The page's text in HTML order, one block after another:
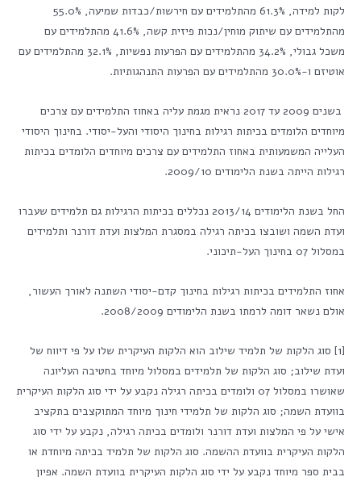
לקות למידה, 61.3% מהתלמידים עם חירשות/כבדות שמיעה, 55.0%
מהתלמידים עם שיתוק מוחין/נכות פיזית קשה, 41.6% מהתלמידים עם
משכל גבולי, 34.2% מהתלמידים עם הפרעות נפשיות, 32.1% מהתלמידים עם
אוטיזם ו-30.0% מהתלמידים עם הפרעות התנהגותיות.
בשנים 2009 עד 2017 נראית מגמת עליה באחוז התלמידים עם צרכים
מיוחדים הלומדים בכיתות רגילות בחינוך היסודי והעל-יסודי. בחינוך היסודי
העלייה המשמעותית באחוז התלמידים עם צרכים מיוחדים הלומדים בכיתות
רגילות הייתה בשנת הלימודים 2009/10.
החל בשנת הלימודים 2013/14 נכללים בכיתות הרגילות גם תלמידים שעברו
ועדת השמה ושובצו בכיתה רגילה במסגרת המלצות ועדת דורנר ותלמידים
במסלול 07 בחינוך העל-תיכוני.
אחוז התלמידים בכיתות רגילות בחינוך קדם-יסודי השתנה לאורך העשור,
אולם נשאר דומה לרמתו בשנת הלימודים 2008/2009.
[1] סוג הלקות של תלמיד שילוב הוא הלקות העיקרית שלו על פי דיווח של
ועדת שילוב; סוג הלקות של תלמידים במסלול מיוחד בחטיבה העליונה
שאושרו במסלול 07 ולומדים בכיתה רגילה נקבע על ידי סוג הלקות העיקרית
בוועדת השמה; סוג הלקות של תלמידי חינוך מיוחד המתוקצבים בתקציב
אישי על פי המלצות ועדת דורנר ולומדים בכיתה רגילה, נקבע על ידי סוג
הלקות העיקרית בוועדת ההשמה. סוג הלקות של תלמיד בכיתה מיוחדת או
בבית ספר מיוחד נקבע על ידי סוג הלקות העיקרית בוועדת השמה. אפיון